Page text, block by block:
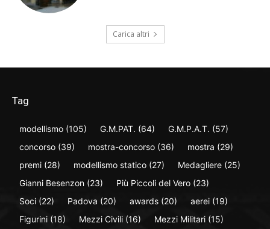
Carica altri
Tag
modellismo (105) G.M.PAT. (64) G.M.P.A.T. (57)
concorso (39) mostra-concorso (36) mostra (29)
premi (28) modellismo statico (27) Medagliere (25)
Gianni Besenzon (23) Più Piccoli del Vero (23)
Soci (22) Padova (20) awards (20) aerei (19)
Figurini (18) Mezzi Civili (16) Mezzi Militari (15)